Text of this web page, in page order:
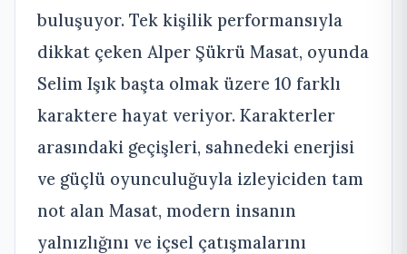
buluşuyor. Tek kişilik performansıyla
dikkat çeken Alper Şükrü Masat, oyunda
Selim Işık başta olmak üzere 10 farklı
karaktere hayat veriyor. Karakterler
arasındaki geçişleri, sahnedeki enerjisi
ve güçlü oyunculuğuyla izleyiciden tam
not alan Masat, modern insanın
yalnızlığını ve içsel çatışmalarını